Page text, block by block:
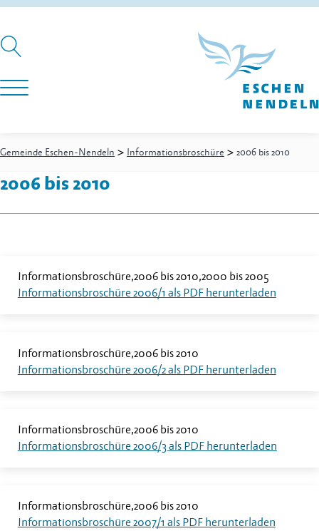
Gemeinde Eschen-Nendeln > Informationsbroschüre > 2006 bis 2010
2006 bis 2010
2000 bis 2005
2006 bis 2010
Informationsbroschüre
Informationsbroschüre 2006/1 als PDF herunterladen
2006 bis 2010
Informationsbroschüre
Informationsbroschüre 2006/2 als PDF herunterladen
2006 bis 2010
Informationsbroschüre
Informationsbroschüre 2006/3 als PDF herunterladen
2006 bis 2010
Informationsbroschüre
Informationsbroschüre 2007/1 als PDF herunterladen